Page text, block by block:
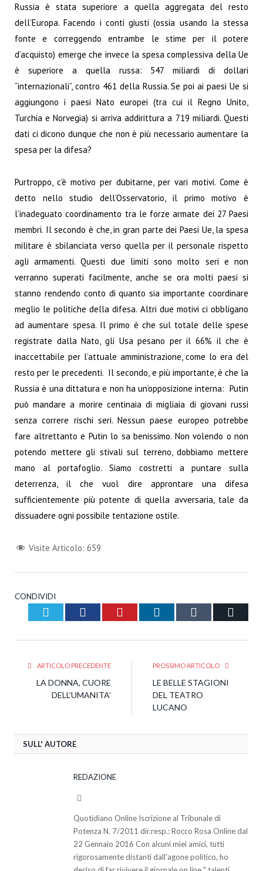
Russia è stata superiore a quella aggregata del resto
dell’Europa. Facendo i conti giusti (ossia usando la stessa
fonte e correggendo entrambe le stime per il potere
d’acquisto) emerge che invece la spesa complessiva della Ue
è superiore a quella russa: 547 miliardi di dollari
“internazionali”, contro 461 della Russia. Se poi ai paesi Ue si
aggiungono i paesi Nato europei (tra cui il Regno Unito,
Turchia e Norvegia) si arriva addirittura a 719 miliardi. Questi
dati ci dicono dunque che non è più necessario aumentare la
spesa per la difesa?
Purtroppo, c’è motivo per dubitarne, per vari motivi. Come è
detto nello studio dell’Osservatorio, il primo motivo è
l’inadeguato coordinamento tra le forze armate dei 27 Paesi
membri. Il secondo è che, in gran parte dei Paesi Ue, la spesa
militare è sbilanciata verso quella per il personale rispetto
agli armamenti. Questi due limiti sono molto seri e non
verranno superati facilmente, anche se ora molti paesi si
stanno rendendo conto di quanto sia importante coordinare
meglio le politiche della difesa. Altri due motivi ci obbligano
ad aumentare spesa. Il primo è che sul totale delle spese
registrate dalla Nato, gli Usa pesano per il 66% il che è
inaccettabile per l’attuale amministrazione, come lo era del
resto per le precedenti. Il secondo, e più importante, è che la
Russia è una dittatura e non ha un’opposizione interna: Putin
può mandare a morire centinaia di migliaia di giovani russi
senza correre rischi seri. Nessun paese europeo potrebbe
fare altrettanto e Putin lo sa benissimo. Non volendo o non
potendo mettere gli stivali sul terreno, dobbiamo mettere
mano al portafoglio. Siamo costretti a puntare sulla
deterrenza, il che vuol dire approntare una difesa
sufficientemente più potente di quella avversaria, tale da
dissuadere ogni possibile tentazione ostile.
Visite Articolo: 659
CONDIVIDI
Twitter Facebook Pinterest LinkedIn Tumblr
ARTICOLO PRECEDENTE
LA DONNA, CUORE
DELL’UMANITA’
PROSSIMO ARTICOLO
LE BELLE STAGIONI
DEL TEATRO
LUCANO
SULL' AUTORE
REDAZIONE
Quotidiano Online Iscrizione al Tribunale di
Potenza N. 7/2011 dir.resp.: Rocco Rosa Online dal
22 Gennaio 2016 Con alcuni miei amici, tutti
rigorosamente distanti dall'agone politico, ho